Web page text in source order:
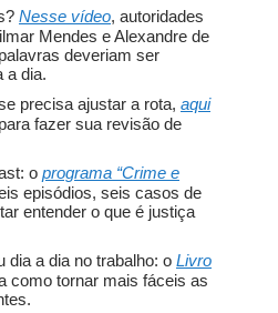
Nesse vídeo, autoridades
Mendes e Alexandre de
deveriam ser
a dia.
precisa ajustar a rota, aqui
para fazer sua revisão de
o programa “Crime e
episódios, seis casos de
entender o que é justiça
dia a dia no trabalho: o Livro
como tornar mais fáceis as